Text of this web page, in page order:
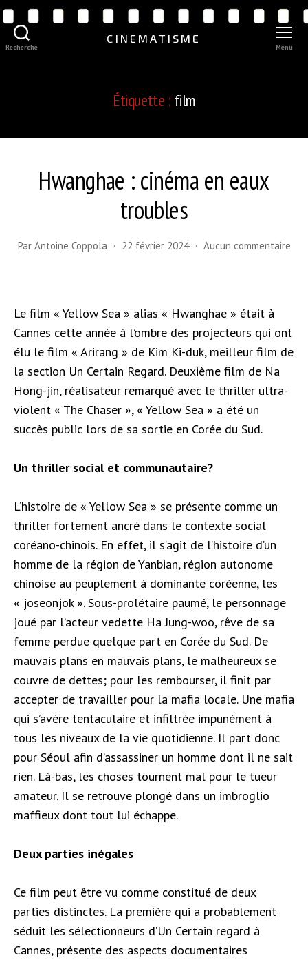
Recherche
CINEMATISME
Menu
Étiquette : film
Hwanghae : cinéma en eaux
troubles
Par Antoine Coppola 22 février 2024 Aucun commentairesur
Le film « Yellow Sea » alias « Hwanghae » était à
Cannes cette année à l’ombre des projecteurs qui ont
élu le film « Arirang » de Kim Ki-duk, meilleur film de
la section Un Certain Regard. Deuxième film de Na
Hong-jin, réalisateur remarqué avec le thriller ultra-
violent « The Chaser », « Yellow Sea » a été un
succès public lors de sa sortie en Corée du Sud.
Un thriller social et communautaire?
L’histoire de « Yellow Sea » se présente comme un
thriller fortement ancré dans le contexte social
coréano-chinois. En effet, il s’agit de l’histoire d’un
homme de la région de Yanbian, région autonome
chinoise au peuplement à dominante coréenne, les
« joseonjok ». Sous-prolétaire paumé, le personnage
joué par l’acteur vedette Ha Jung-woo, rêve de sa
femme perdue quelque part en Corée du Sud. De
mauvais plans en mauvais plans, le malheureux se
couvre de dettes; pour les rembourser, il finit par
accepter de travailler pour la mafia locale. Une mafia
qui s’avère tentaculaire et infiltrée impunément à
tous les niveaux de la vie quotidienne. Il part donc
pour Séoul afin d’assassiner un homme dont il ne sait
rien. Là-bas, les choses tournent mal pour le tueur
amateur. Il se retrouve plongé dans un imbroglio
maffieux dont tout lui échappe.
Deux parties inégales
Ce film peut être vu comme constitué de deux
parties distinctes. La première qui a probablement
séduit les sélectionneurs d’Un Certain regard à
Cannes, présente des aspects documentaires